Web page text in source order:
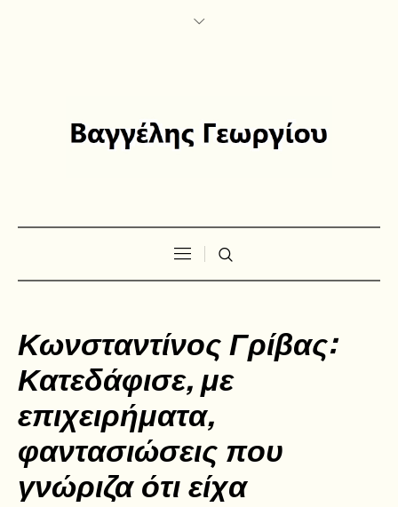
Κωνσταντίνος Γρίβας:
Κατεδάφισε, με
επιχειρήματα,
φαντασιώσεις που
γνώριζα ότι είχα